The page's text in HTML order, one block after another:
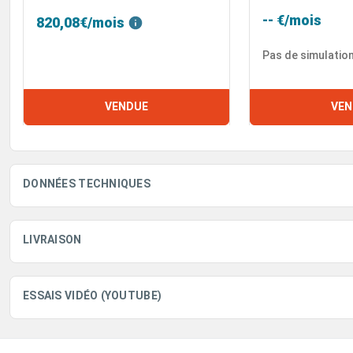
820,08€/mois
VENDUE
-- €/mois
Pas de
DONNÉES TECHNIQUES
LIVRAISON
ESSAIS VIDÉO (YOUTUBE)